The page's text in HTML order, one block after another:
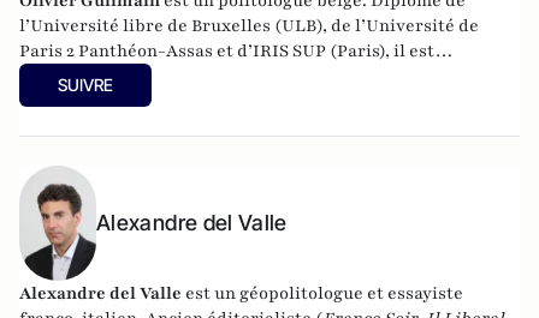
l’Université libre de Bruxelles (ULB), de l’Université de
Paris 2 Panthéon-Assas et d’IRIS SUP (Paris), il est
actuellement chercheur associé auprès du Centre Français
de Recherche sur le Renseignement (CF2R). Ses dernières
politiques dans le monde arabe) (IRIS), Paris, Décembre
2014ainsi que
américaine »,rapport de recherche du CF2R, Paris, Avril
2015.
SUIVRE
Alexandre del Valle
Alexandre del Valle est un géopolitologue et essayiste